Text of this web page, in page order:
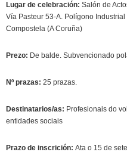
Lugar de celebración: Salón de
Vía Pasteur 53-A. Polígono
Compostela (A Coruña)
Prezo: De balde. Subvencionado
Nº prazas: 25 prazas.
Destinatarios/as: Profesionais do
entidades sociais
Prazo de inscrición: Ata o 15 de